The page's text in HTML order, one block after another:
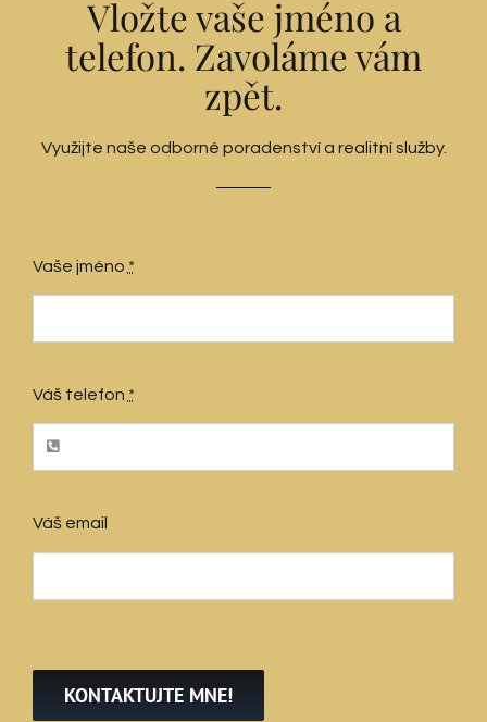
Vložte vaše jméno a
telefon. Zavoláme vám
zpět.
Využijte naše odborné poradenství a realitní služby.
Vaše jméno *
Váš telefon *
Váš email
KONTAKTUJTE MNE!